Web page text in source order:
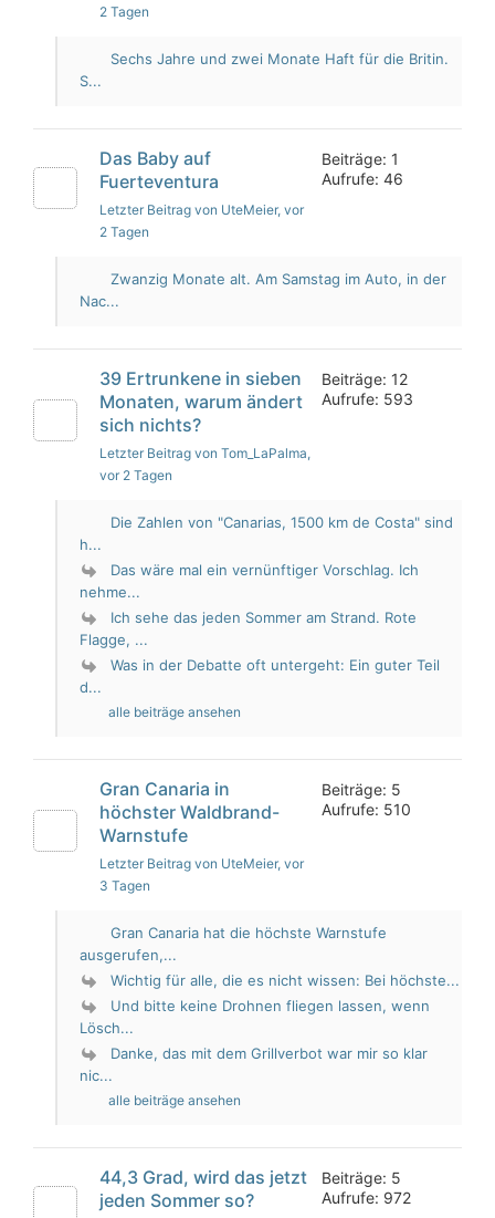
2 Tagen
Sechs Jahre und zwei Monate Haft für die Britin.
S...
Das Baby auf
Fuerteventura
Letzter Beitrag von UteMeier, vor
2 Tagen
Beiträge: 1
Aufrufe: 46
Zwanzig Monate alt. Am Samstag im Auto, in der
Nac...
39 Ertrunkene in sieben
Monaten, warum ändert
sich nichts?
Letzter Beitrag von Tom_LaPalma,
vor 2 Tagen
Beiträge: 12
Aufrufe: 593
Die Zahlen von "Canarias, 1500 km de Costa" sind
h...
Das wäre mal ein vernünftiger Vorschlag. Ich
nehme...
Ich sehe das jeden Sommer am Strand. Rote
Flagge, ...
Was in der Debatte oft untergeht: Ein guter Teil
d...
alle beiträge ansehen
Gran Canaria in
höchster Waldbrand-
Warnstufe
Letzter Beitrag von UteMeier, vor
3 Tagen
Beiträge: 5
Aufrufe: 510
Gran Canaria hat die höchste Warnstufe
ausgerufen,...
Wichtig für alle, die es nicht wissen: Bei höchste...
Und bitte keine Drohnen fliegen lassen, wenn
Lösch...
Danke, das mit dem Grillverbot war mir so klar
nic...
alle beiträge ansehen
44,3 Grad, wird das jetzt
jeden Sommer so?
Beiträge: 5
Aufrufe: 972